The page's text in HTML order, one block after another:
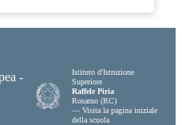
Istituto d'Istruzione
Superiore
Raffele Piria
Rosarno (RC)
— Visita la pagina iniziale
della scuola